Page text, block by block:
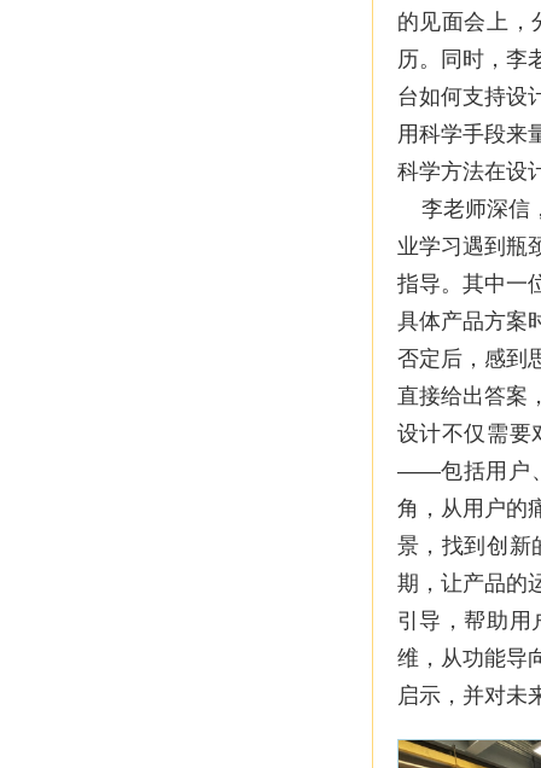
的见面会上，
历。同时，李
台如何支持设
用科学手段来
科学方法在设
李老师深信
业学习遇到瓶
指导。其中一
具体产品方案
否定后，感到
直接给出答案
设计不仅需要
——包括用户
角，从用户的
景，找到创新
期，让产品的
引导，帮助用
维，从功能导
启示，并对未